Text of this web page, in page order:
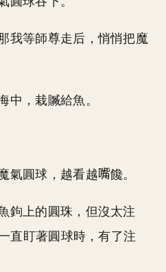
我等師尊走后，悄悄把魔
中，栽贓給魚。
氣圓球，越看越 饞。
鉤上的圓珠，但沒太注
直盯著圓球時，有了注